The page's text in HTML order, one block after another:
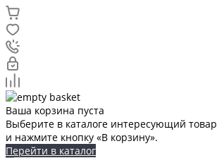
Ваша корзина пуста
Выберите в каталоге интересующий товар
и нажмите кнопку «В корзину».
Перейти в каталог